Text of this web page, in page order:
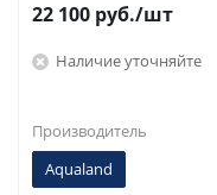
22 100 руб./шт
Наличие уточняйте
Производитель
Aqualand